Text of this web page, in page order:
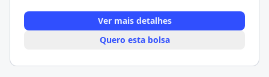
Ver mais detalhes
Quero esta bolsa